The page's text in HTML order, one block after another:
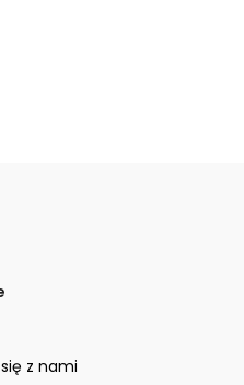
z nami